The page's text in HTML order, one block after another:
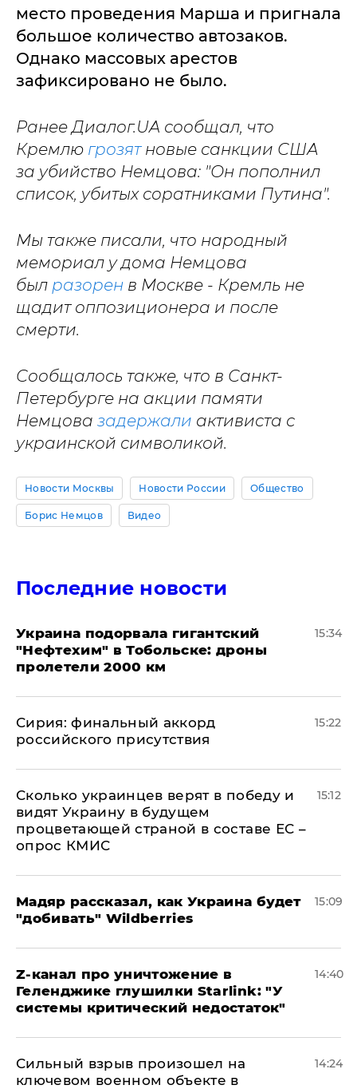
место проведения Марша и пригнала
большое количество автозаков.
Однако массовых арестов
зафиксировано не было.
Ранее Диалог.UA сообщал, что
Кремлю грозятновые санкции США
за убийство Немцова: "Он пополнил
список, убитых соратниками Путина".
Мы также писали, что народный
мемориал у дома Немцова
был разорен в Москве - Кремль не
щадит оппозиционера и после
смерти.
Сообщалось также, что в Санкт-
Петербурге на акции памяти
Немцова задержали активиста с
украинской символикой.
Новости Москвы Новости России Общество
Борис Немцов Видео
Последние новости
Украина подорвала гигантский
"Нефтехим" в Тобольске: дроны
пролетели 2000 км
15:34
​Сирия: финальный аккорд
российского присутствия
15:22
Сколько украинцев верят в победу и
видят Украину в будущем
процветающей страной в составе ЕС –
опрос КМИС
15:12
Мадяр рассказал, как Украина будет
"добивать" Wildberries
15:09
Z-канал про уничтожение в
Геленджике глушилки Starlink: "У
системы критический недостаток"
14:40
Сильный взрыв произошел на
ключевом военном объекте в
14:24